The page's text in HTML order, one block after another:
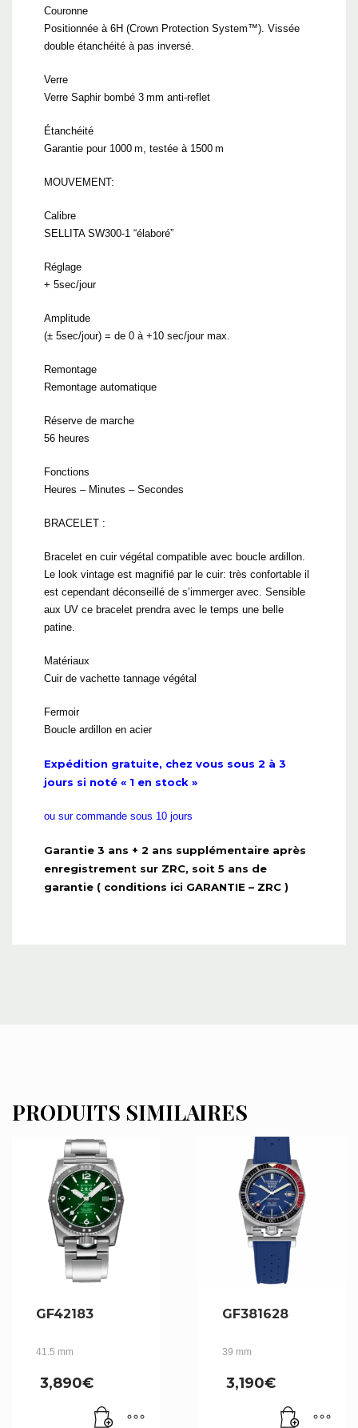
Couronne
Positionnée à 6H (Crown Protection System™). Vissée
double étanchéité à pas inversé.
Verre
Verre Saphir bombé 3 mm anti-reflet
Étanchéité
Garantie pour 1000 m, testée à 1500 m
MOUVEMENT:
Calibre
SELLITA SW300-1 “élaboré”
Réglage
+ 5sec/jour
Amplitude
(± 5sec/jour) = de 0 à +10 sec/jour max.
Remontage
Remontage automatique
Réserve de marche
56 heures
Fonctions
Heures – Minutes – Secondes
BRACELET :
Bracelet en cuir végétal compatible avec boucle ardillon.
Le look vintage est magnifié par le cuir: très confortable il
est cependant déconseillé de s’immerger avec. Sensible
aux UV ce bracelet prendra avec le temps une belle
patine.
Matériaux
Cuir de vachette tannage végétal
Fermoir
Boucle ardillon en acier
Expédition gratuite, chez vous sous 2 à 3
jours si noté « 1 en stock »
ou sur commande sous 10 jours
Garantie 3 ans + 2 ans supplémentaire après
enregistrement sur ZRC, soit 5 ans de
garantie ( conditions ici GARANTIE – ZRC )
PRODUITS SIMILAIRES
GF42183
41.5 mm
3,890€
GF381628
39 mm
3,190€